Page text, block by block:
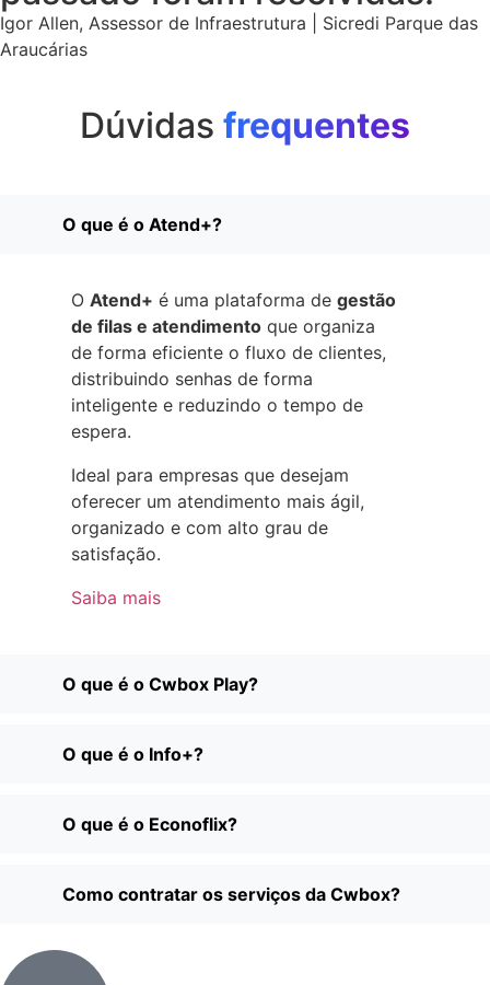
Igor Allen, Assessor de Infraestrutura | Sicredi Parque das
Araucárias
Dúvidas frequentes
O que é o Atend+?
O Atend+ é uma plataforma de gestão
de filas e atendimento que organiza
de forma eficiente o fluxo de clientes,
distribuindo senhas de forma
inteligente e reduzindo o tempo de
espera.
Ideal para empresas que desejam
oferecer um atendimento mais ágil,
organizado e com alto grau de
satisfação.
Saiba mais
O que é o Cwbox Play?
O que é o Info+?
O que é o Econoflix?
Como contratar os serviços da Cwbox?